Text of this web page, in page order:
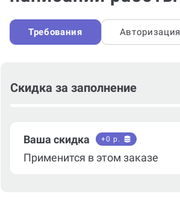
Требования Авторизация
Скидка за заполнение
Ваша скидка +0 р.
Применится в этом заказе